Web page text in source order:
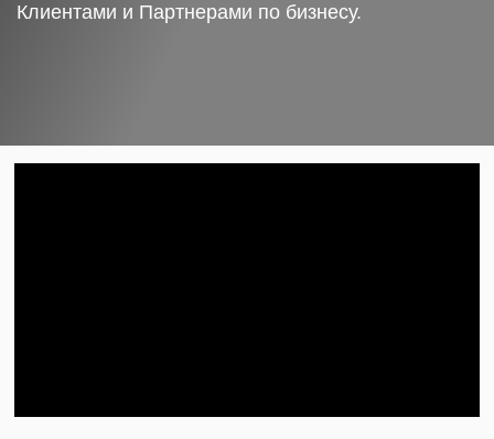
Клиентами и Партнерами по бизнесу.